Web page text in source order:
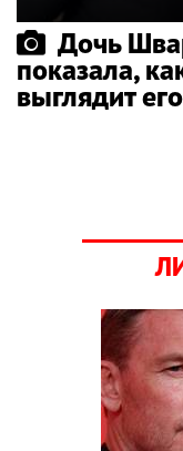
Дочь
показала,
выглядит